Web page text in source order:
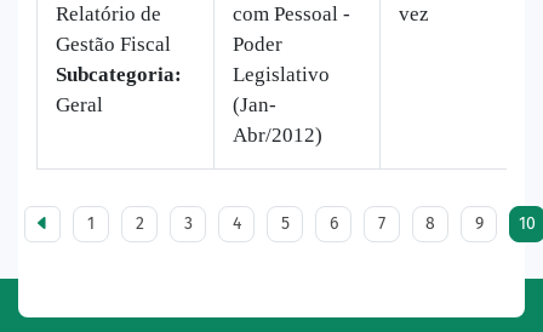
Relatório de
Gestão Fiscal
Subcategoria:
Geral
com Pessoal -
Poder
Legislativo
(Jan-
Abr/2012)
vez
1 2 3 4 5 6 7 8 9 10